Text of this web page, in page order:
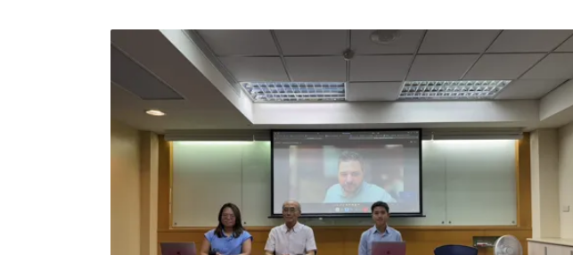
報導，25日台北市內湖、南港、淡水等區皆傳出淹水，台北市長蔣萬安26
日前往內湖視察，允諾會將65億的治水預算用於改善排水系統。他表示，
「我們要將台北市整體降雨的容受力，從每小時78.8毫米提高到88.8毫米。